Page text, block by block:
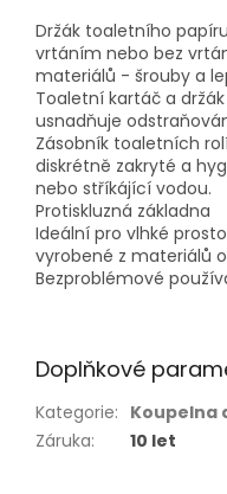
Držák toaletního
vrtáním nebo bez
materiálů - šrouby a
Toaletní kartáč a
usnadňuje
Zásobník toaletních
diskrétně zakryté a
nebo stříkájící vodou.
Protiskluzná základna
Ideální pro vlhké
vyrobené z materiálů
Bezproblémové
Doplňkové
Kategorie: Koupelna
Záruka: 10 let